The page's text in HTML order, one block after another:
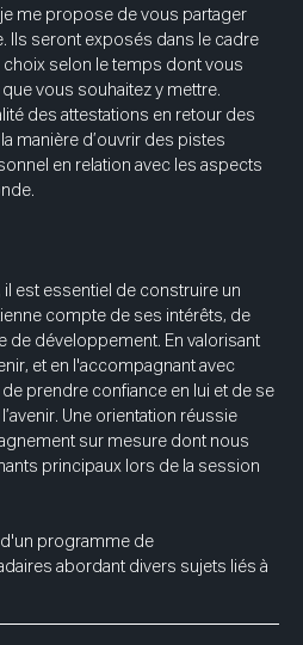
me propose de vous partager
Ils seront exposés dans le cadre
selon le temps dont vous
vous souhaitez y mettre.
des attestations en retour des
manière d’ouvrir des pistes
en relation avec les aspects
il est essentiel de construire un
compte de ses intérêts, de
de développement. En valorisant
et en l'accompagnant avec
prendre confiance en lui et de se
Une orientation réussie
sur mesure dont nous
principaux lors de la session
programme de
abordant divers sujets liés à